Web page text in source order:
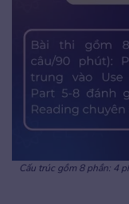
Cấu trúc gồm 8 phần: 4